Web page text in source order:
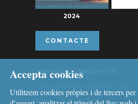
2024
CONTACTE
redaccio@portaenrere.cat
Telèfon: 626 26 19 93
Accepta cookies
Utilitzem cookies pròpies i de tercers